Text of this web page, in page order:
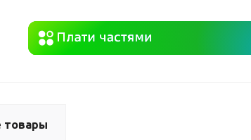
товары